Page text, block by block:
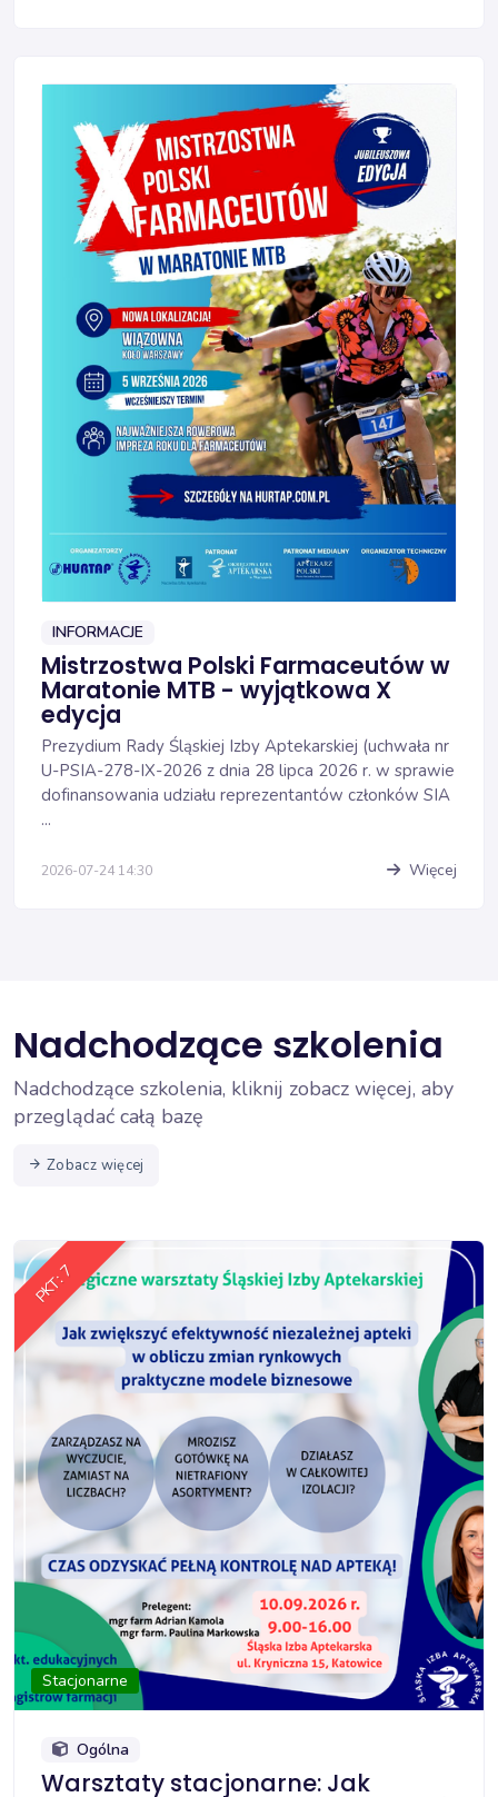
INFORMACJE
Mistrzostwa Polski Farmaceutów w
Maratonie MTB - wyjątkowa X
edycja
Prezydium Rady Śląskiej Izby Aptekarskiej (uchwała nr
U-PSIA-278-IX-2026 z dnia 28 lipca 2026 r. w sprawie
dofinansowania udziału reprezentantów członków SIA
...
2026-07-24 14:30 Więcej
Nadchodzące szkolenia
Nadchodzące szkolenia, kliknij zobacz więcej, aby
przeglądać całą bazę
Zobacz więcej
PKT: 7
Stacjonarne
Ogólna
Warsztaty stacjonarne: Jak